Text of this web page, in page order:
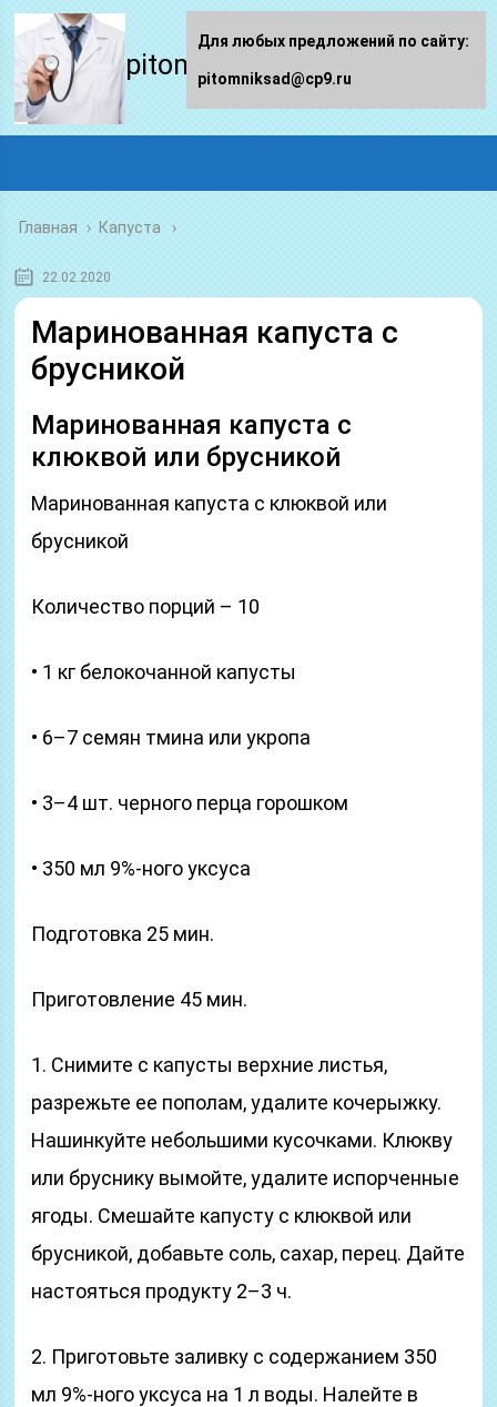
pitomniksad.ru
Главная › Капуста
22.02.2020
Маринованная капуста с
брусникой
Маринованная капуста с
клюквой или брусникой
Маринованная капуста с клюквой или
брусникой
Количество порций – 10
• 1 кг белокочанной капусты
• 6–7 семян тмина или укропа
• 3–4 шт. черного перца горошком
• 350 мл 9%-ного уксуса
Подготовка 25 мин.
Приготовление 45 мин.
1. Снимите с капусты верхние листья,
разрежьте ее пополам, удалите кочерыжку.
Нашинкуйте небольшими кусочками. Клюкву
или бруснику вымойте, удалите испорченные
ягоды. Смешайте капусту с клюквой или
брусникой, добавьте соль, сахар, перец. Дайте
настояться продукту 2–3 ч.
2. Приготовьте заливку с содержанием 350
мл 9%-ного уксуса на 1 л воды. Налейте в
Для любых предложений по сайту:
pitomniksad@cp9.ru